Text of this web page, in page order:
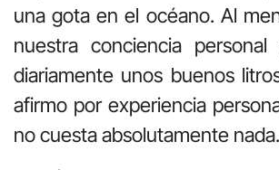
una gota en el océano. Al
nuestra conciencia
diariamente unos buenos
afirmo por experiencia
no cuesta absolutamente nada.